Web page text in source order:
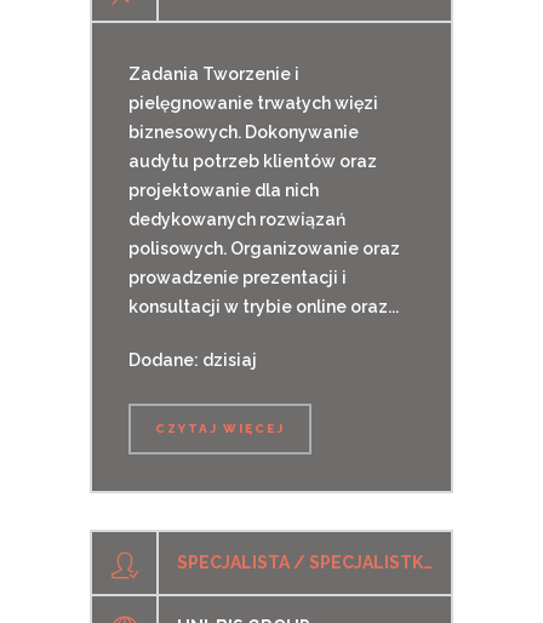
Zadania Tworzenie i
pielęgnowanie trwałych więzi
biznesowych. Dokonywanie
audytu potrzeb klientów oraz
projektowanie dla nich
dedykowanych rozwiązań
polisowych. Organizowanie oraz
prowadzenie prezentacji i
konsultacji w trybie online oraz...
Dodane: dzisiaj
CZYTAJ WIĘCEJ
SPECJALISTA / SPECJALISTKA DS. SPRZEDAŻY ROZWIĄZAŃ TECHNICZNYCH